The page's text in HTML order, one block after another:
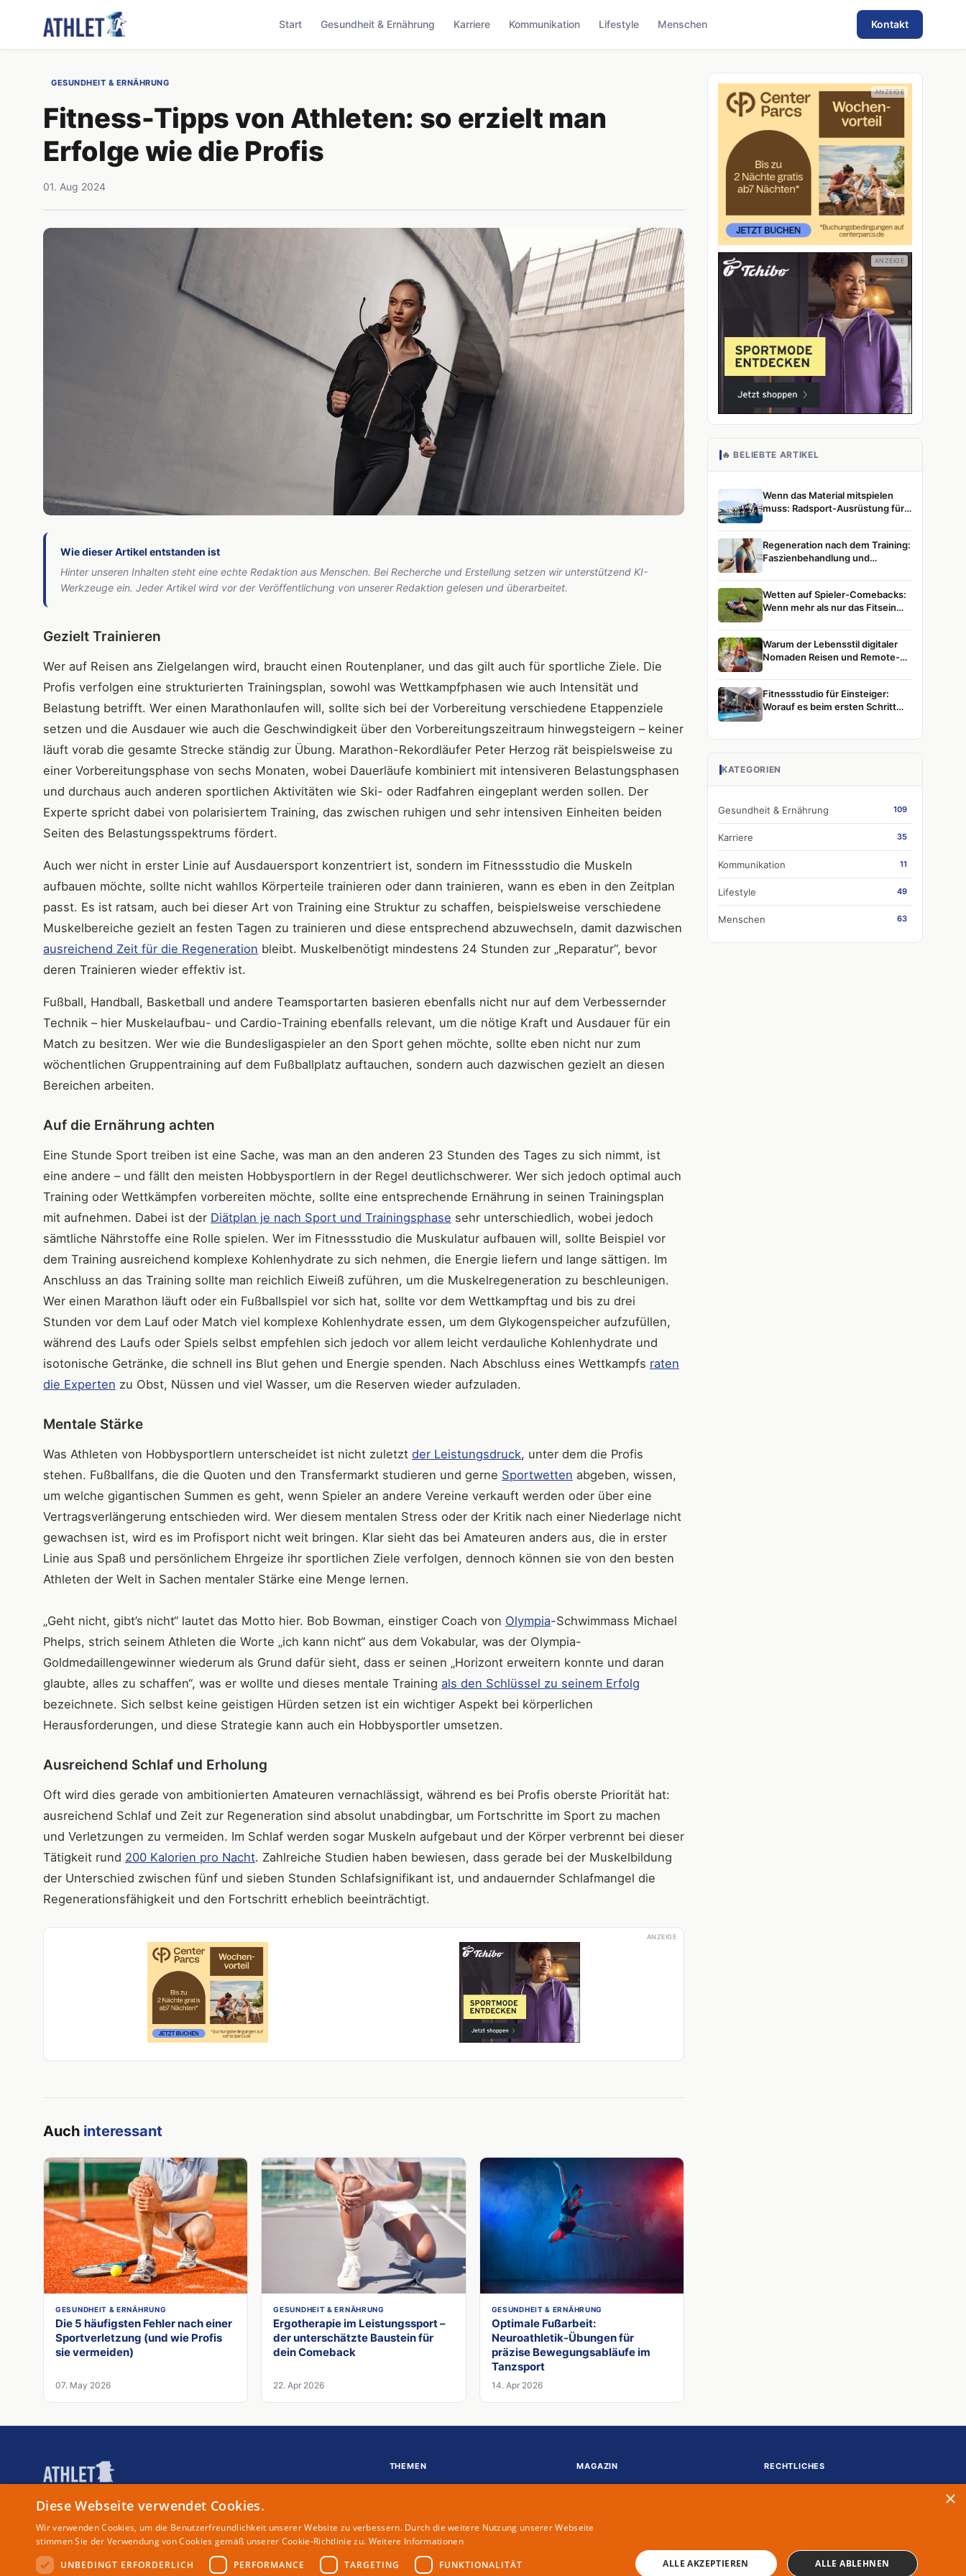
Start Gesundheit & Ernährung Karriere Kommunikation Lifestyle Menschen Kontakt
GESUNDHEIT & ERNÄHRUNG
Fitness-Tipps von Athleten: so erzielt man
Erfolge wie die Profis
01. Aug 2024
Wie dieser Artikel entstanden ist
Hinter unseren Inhalten steht eine echte Redaktion aus Menschen. Bei Recherche und Erstellung setzen wir unterstützend KI-
Werkzeuge ein. Jeder Artikel wird vor der Veröffentlichung von unserer Redaktion gelesen und überarbeitet.
Gezielt Trainieren
Wer auf Reisen ans Zielgelangen wird, braucht einen Routenplaner, und das gilt auch für sportliche Ziele. Die
Profis verfolgen eine strukturierten Trainingsplan, sowohl was Wettkampfphasen wie auch Intensität und
Belastung betrifft. Wer einen Marathonlaufen will, sollte sich bei der Vorbereitung verschiedene Etappenziele
setzen und die Ausdauer wie auch die Geschwindigkeit über den Vorbereitungszeitraum hinwegsteigern – keiner
läuft vorab die gesamte Strecke ständig zur Übung. Marathon-Rekordläufer Peter Herzog rät beispielsweise zu
einer Vorbereitungsphase von sechs Monaten, wobei Dauerläufe kombiniert mit intensiveren Belastungsphasen
und durchaus auch anderen sportlichen Aktivitäten wie Ski- oder Radfahren eingeplant werden sollen. Der
Experte spricht dabei von polarisiertem Training, das zwischen ruhigen und sehr intensiven Einheiten beiden
Seiten des Belastungsspektrums fördert.
Auch wer nicht in erster Linie auf Ausdauersport konzentriert ist, sondern im Fitnessstudio die Muskeln
aufbauen möchte, sollte nicht wahllos Körperteile trainieren oder dann trainieren, wann es eben in den Zeitplan
passt. Es ist ratsam, auch bei dieser Art von Training eine Struktur zu schaffen, beispielsweise verschiedene
Muskelbereiche gezielt an festen Tagen zu trainieren und diese entsprechend abzuwechseln, damit dazwischen
ausreichend Zeit für die Regeneration bleibt. Muskelbenötigt mindestens 24 Stunden zur „Reparatur“, bevor
deren Trainieren wieder effektiv ist.
Fußball, Handball, Basketball und andere Teamsportarten basieren ebenfalls nicht nur auf dem Verbessernder
Technik – hier Muskelaufbau- und Cardio-Training ebenfalls relevant, um die nötige Kraft und Ausdauer für ein
Match zu besitzen. Wer wie die Bundesligaspieler an den Sport gehen möchte, sollte eben nicht nur zum
wöchentlichen Gruppentraining auf dem Fußballplatz auftauchen, sondern auch dazwischen gezielt an diesen
Bereichen arbeiten.
Auf die Ernährung achten
Eine Stunde Sport treiben ist eine Sache, was man an den anderen 23 Stunden des Tages zu sich nimmt, ist
eine andere – und fällt den meisten Hobbysportlern in der Regel deutlichschwerer. Wer sich jedoch optimal auch
Training oder Wettkämpfen vorbereiten möchte, sollte eine entsprechende Ernährung in seinen Trainingsplan
mit aufnehmen. Dabei ist der Diätplan je nach Sport und Trainingsphase sehr unterschiedlich, wobei jedoch
sämtliche Nährstoffe eine Rolle spielen. Wer im Fitnessstudio die Muskulatur aufbauen will, sollte Beispiel vor
dem Training ausreichend komplexe Kohlenhydrate zu sich nehmen, die Energie liefern und lange sättigen. Im
Anschluss an das Training sollte man reichlich Eiweiß zuführen, um die Muskelregeneration zu beschleunigen.
Wer einen Marathon läuft oder ein Fußballspiel vor sich hat, sollte vor dem Wettkampftag und bis zu drei
Stunden vor dem Lauf oder Match viel komplexe Kohlenhydrate essen, um dem Glykogenspeicher aufzufüllen,
während des Laufs oder Spiels selbst empfehlen sich jedoch vor allem leicht verdauliche Kohlenhydrate und
isotonische Getränke, die schnell ins Blut gehen und Energie spenden. Nach Abschluss eines Wettkampfs raten
die Experten zu Obst, Nüssen und viel Wasser, um die Reserven wieder aufzuladen.
Mentale Stärke
Was Athleten von Hobbysportlern unterscheidet ist nicht zuletzt der Leistungsdruck, unter dem die Profis
stehen. Fußballfans, die die Quoten und den Transfermarkt studieren und gerne Sportwetten abgeben, wissen,
um welche gigantischen Summen es geht, wenn Spieler an andere Vereine verkauft werden oder über eine
Vertragsverlängerung entschieden wird. Wer diesem mentalen Stress oder der Kritik nach einer Niederlage nicht
gewachsen ist, wird es im Profisport nicht weit bringen. Klar sieht das bei Amateuren anders aus, die in erster
Linie aus Spaß und persönlichem Ehrgeize ihr sportlichen Ziele verfolgen, dennoch können sie von den besten
Athleten der Welt in Sachen mentaler Stärke eine Menge lernen.
„Geht nicht, gibt’s nicht“ lautet das Motto hier. Bob Bowman, einstiger Coach von Olympia-Schwimmass Michael
Phelps, strich seinem Athleten die Worte „ich kann nicht“ aus dem Vokabular, was der Olympia-
Goldmedaillengewinner wiederum als Grund dafür sieht, dass er seinen „Horizont erweitern konnte und daran
glaubte, alles zu schaffen“, was er wollte und dieses mentale Training als den Schlüssel zu seinem Erfolg
bezeichnete. Sich selbst keine geistigen Hürden setzen ist ein wichtiger Aspekt bei körperlichen
Herausforderungen, und diese Strategie kann auch ein Hobbysportler umsetzen.
Ausreichend Schlaf und Erholung
Oft wird dies gerade von ambitionierten Amateuren vernachlässigt, während es bei Profis oberste Priorität hat:
ausreichend Schlaf und Zeit zur Regeneration sind absolut unabdingbar, um Fortschritte im Sport zu machen
und Verletzungen zu vermeiden. Im Schlaf werden sogar Muskeln aufgebaut und der Körper verbrennt bei dieser
Tätigkeit rund 200 Kalorien pro Nacht. Zahlreiche Studien haben bewiesen, dass gerade bei der Muskelbildung
der Unterschied zwischen fünf und sieben Stunden Schlafsignifikant ist, und andauernder Schlafmangel die
Regenerationsfähigkeit und den Fortschritt erheblich beeinträchtigt.
ANZEIGE
Auch interessant
GESUNDHEIT & ERNÄHRUNG
Die 5 häufigsten Fehler nach einer
Sportverletzung (und wie Profis
sie vermeiden)
07. May 2026
GESUNDHEIT & ERNÄHRUNG
Ergotherapie im Leistungssport –
der unterschätzte Baustein für
dein Comeback
22. Apr 2026
GESUNDHEIT & ERNÄHRUNG
Optimale Fußarbeit:
Neuroathletik-Übungen für
präzise Bewegungsabläufe im
Tanzsport
14. Apr 2026
🔥 BELIEBTE ARTIKEL
Wenn das Material mitspielen
muss: Radsport-Ausrüstung für
Athleten
Regeneration nach dem Training:
Faszienbehandlung und
Leistungssport
Wetten auf Spieler-Comebacks:
Wenn mehr als nur das Fitsein
Warum der Lebensstil digitaler
Nomaden Reisen und Remote-
Fitnessstudio für Einsteiger:
Worauf es beim ersten Schritt
KATEGORIEN
Gesundheit & Ernährung 109
Karriere 35
Kommunikation 11
Lifestyle 49
Menschen 63
Magazin für Spitzensportler
THEMEN
Kommunikation
Menschen
MAGAZIN
Autoren
RECHTLICHES
×
Diese Webseite verwendet Cookies.
Wir verwenden Cookies, um die Benutzerfreundlichkeit unserer Website zu verbessern. Durch die weitere Nutzung unserer Webseite
stimmen Sie der Verwendung von Cookies gemäß unserer Cookie-Richtlinie zu. Weitere Informationen
UNBEDINGT ERFORDERLICH
PERFORMANCE TARGETING FUNKTIONALITÄT ALLE AKZEPTIEREN ALLE ABLEHNEN